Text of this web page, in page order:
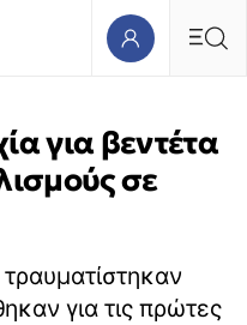
για βεντέτα
σε
για τις πρώτες